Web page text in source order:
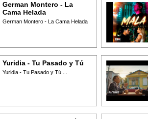
German Montero - La
Cama Helada
German Montero - La Cama Helada
Yuridia - Tu Pasado y Tú
Yuridia - Tu Pasado y Tú ...